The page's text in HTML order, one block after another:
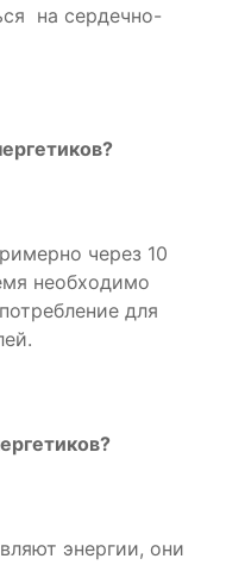
на сердечно-
через 10
необходимо
для
энергии, они